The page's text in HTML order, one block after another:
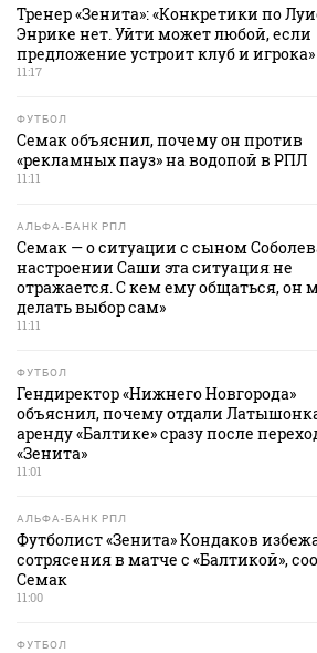
Тренер «Зенита»: «Конкретики по
Энрике нет. Уйти может любой, если
предложение устроит клуб и игрока»
11:17
ФУТБОЛ
Семак объяснил, почему он против
«рекламных пауз» на водопой в РПЛ
11:11
АЛЬФА-БАНК РПЛ
Семак — о ситуации с сыном
настроении Саши эта ситуация не
отражается. С кем ему общаться, он
делать выбор сам»
11:11
ФУТБОЛ
Гендиректор «Нижнего Новгорода»
объяснил, почему отдали
аренду «Балтике» сразу после
«Зенита»
11:01
АЛЬФА-БАНК РПЛ
Футболист «Зенита» Кондаков
сотрясения в матче с «Балтикой»,
Семак
11:00
ФУТБОЛ